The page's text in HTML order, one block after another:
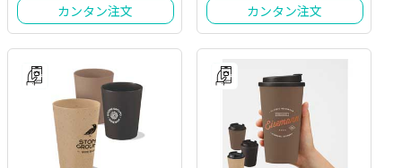
カンタン注文
カンタン注文